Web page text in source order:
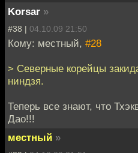
Korsar »
#38 | 04.10.09 21:50
Кому: местный, #28
> Северные корейцы
ниндзя.
Теперь все знают, что
Дао!!!
местный »